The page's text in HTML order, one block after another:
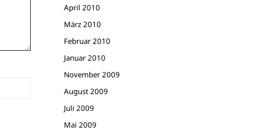
April 2010
März 2010
Februar 2010
Januar 2010
November 2009
August 2009
Juli 2009
Mai 2009